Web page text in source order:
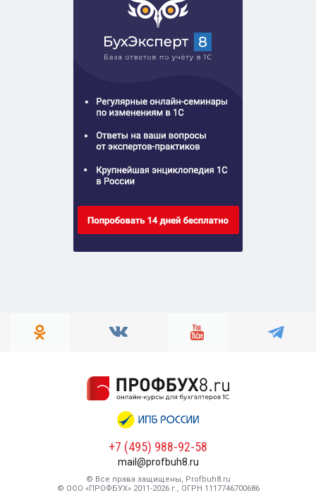
+7 (495) 988-92-58
mail@profbuh8.ru
© Все права защищены, Profbuh8.ru
© ООО «ПРОФБУХ» 2011-2026 г., ОГРН 1117746700686